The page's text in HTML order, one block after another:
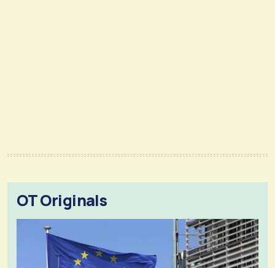
OT Originals